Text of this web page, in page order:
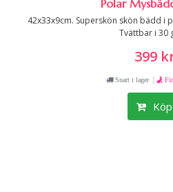
Polar
42x33x9cm. Superskön skön bädd i
Tvättbar i 30
399
Snart i lager |
Köp